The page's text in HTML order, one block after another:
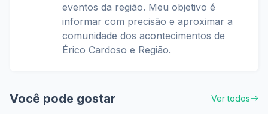
eventos da região. Meu objetivo é
informar com precisão e aproximar a
comunidade dos acontecimentos de
Érico Cardoso e Região.
Você pode gostar Ver todos